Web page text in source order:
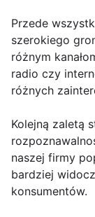
Przede
szerokiego
różnym
radio czy
różnych
Kolejną zaletą
naszej firmy
bardziej
konsumentów.